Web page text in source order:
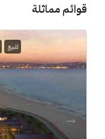
قوائم مماثلة
للبيع